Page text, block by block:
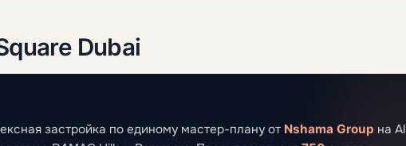
Dubai
застройка по единому мастер-плану от Nshama Group на Al